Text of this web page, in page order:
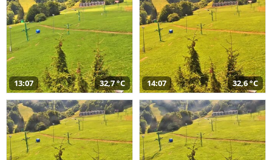
13:07 32,7 °C 14:07 32,6 °C